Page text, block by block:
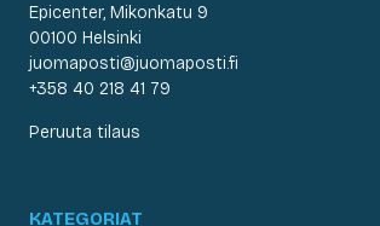
Epicenter, Mikonkatu 9
00100 Helsinki
juomaposti@juomaposti.fi
+358 40 218 41 79
Peruuta tilaus
KATEGORIAT